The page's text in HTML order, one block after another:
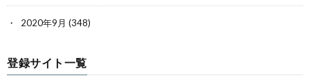
2020年9月 (348)
登録サイト一覧